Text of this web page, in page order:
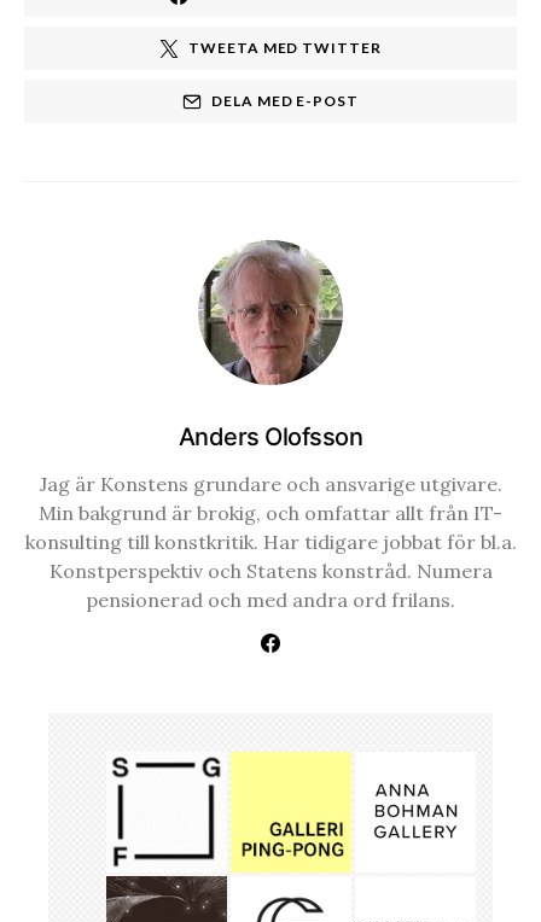
TWEETA MED TWITTER
DELA MED E-POST
Anders Olofsson
Jag är Konstens grundare och ansvarige utgivare.
Min bakgrund är brokig, och omfattar allt från IT-
konsulting till konstkritik. Har tidigare jobbat för bl.a.
Konstperspektiv och Statens konstråd. Numera
pensionerad och med andra ord frilans.